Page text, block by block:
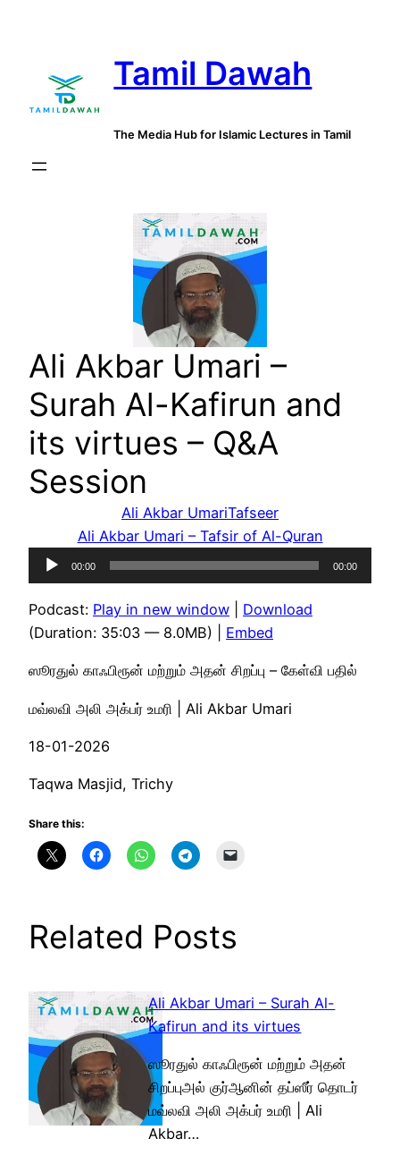
Tamil Dawah
The Media Hub for Islamic Lectures in Tamil
Ali Akbar Umari –
Surah Al-Kafirun and
its virtues – Q&A
Session
Ali Akbar UmariTafseer
Ali Akbar Umari – Tafsir of Al-Quran
Audio
Player
00:00 00:00
Podcast: Play in new window
Download
(Duration: 35:03 — 8.0MB) | Embed
ஸூரதுல் காஃபிரூன் மற்றும் அதன் சிறப்பு – கேள்வி பதில்
மவ்லவி அலி அக்பர் உமரி | Ali Akbar Umari
18-01-2026
Taqwa Masjid, Trichy
Share this:
Related Posts
Ali Akbar Umari – Surah Al-
Kafirun and its virtues
ஸூரதுல் காஃபிரூன் மற்றும் அதன்
சிறப்புஅல் குர்ஆனின் தப்ஸீர் தொடர்
மவ்லவி அலி அக்பர் உமரி | Ali
Akbar…